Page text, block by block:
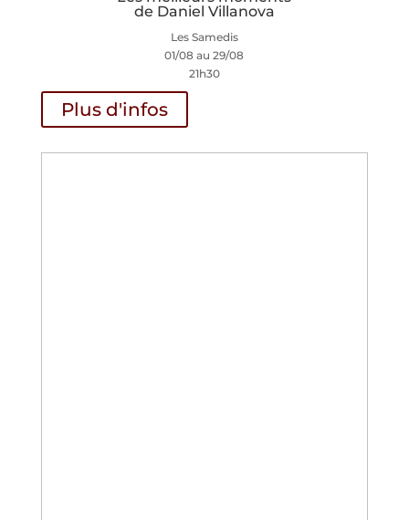
de Daniel Villanova
Les Samedis
01/08 au 29/08
21h30
Plus d'infos